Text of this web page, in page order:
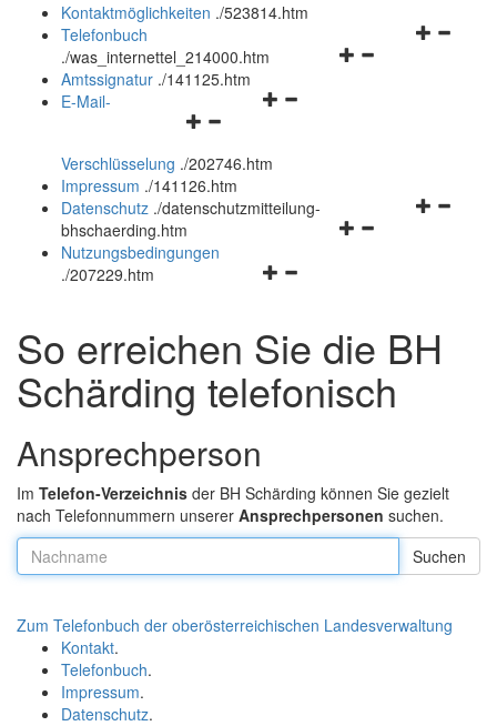
Kontaktmöglichkeiten ./523814.htm
Navigationsmenü
Telefonbuch
./was_internettel_214000.htm
Navigationsmenü
schließen
Amtssignatur ./141125.htm
Navigationsmenü
und
schließen
E-Mail-
Verschlüsselung ./202746.htm
Impressum ./141126.htm
Navigationsmenü
Datenschutz ./datenschutzmitteilung-
bhschaerding.htm
Navigationsmenü
schließen
Nutzungsbedingungen
./207229.htm
So erreichen Sie die BH
Schärding telefonisch
Ansprechperson
Im Telefon-Verzeichnis der BH Schärding können Sie gezielt
nach Telefonnummern unserer Ansprechpersonen suchen.
Nachname:
Zum Telefonbuch der oberösterreichischen Landesverwaltung
Kontakt.
Telefonbuch.
Impressum.
Datenschutz.